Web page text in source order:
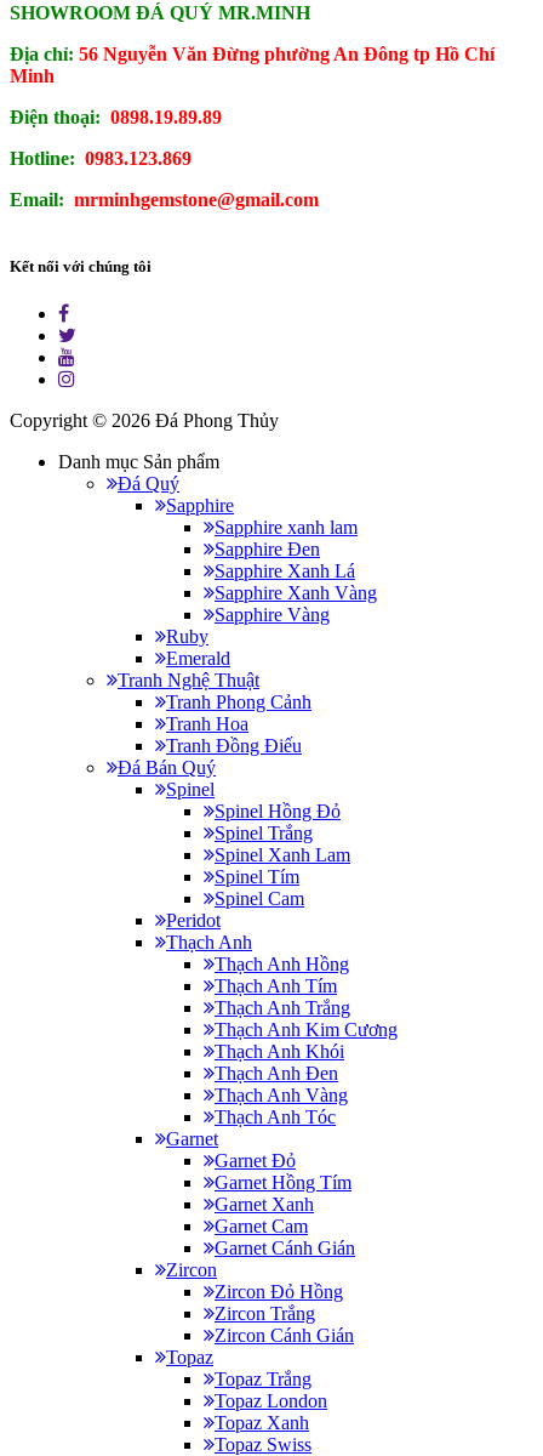
SHOWROOM ĐÁ QUÝ MR.MINH
Địa chỉ: 56 Nguyễn Văn Đừng phường An Đông tp Hồ Chí
Minh
Điện thoại: 0898.19.89.89
Hotline: 0983.123.869
Email: mrminhgemstone@gmail.com
Kết nối với chúng tôi
Copyright © 2026 Đá Phong Thủy
Danh mục Sản phẩm
Đá Quý
Sapphire
Sapphire xanh lam
Sapphire Đen
Sapphire Xanh Lá
Sapphire Xanh Vàng
Sapphire Vàng
Ruby
Emerald
Tranh Nghệ Thuật
Tranh Phong Cảnh
Tranh Hoa
Tranh Đồng Điếu
Đá Bán Quý
Spinel
Spinel Hồng Đỏ
Spinel Trắng
Spinel Xanh Lam
Spinel Tím
Spinel Cam
Peridot
Thạch Anh
Thạch Anh Hồng
Thạch Anh Tím
Thạch Anh Trắng
Thạch Anh Kim Cương
Thạch Anh Khói
Thạch Anh Đen
Thạch Anh Vàng
Thạch Anh Tóc
Garnet
Garnet Đỏ
Garnet Hồng Tím
Garnet Xanh
Garnet Cam
Garnet Cánh Gián
Zircon
Zircon Đỏ Hồng
Zircon Trắng
Zircon Cánh Gián
Topaz
Topaz Trắng
Topaz London
Topaz Xanh
Topaz Swiss